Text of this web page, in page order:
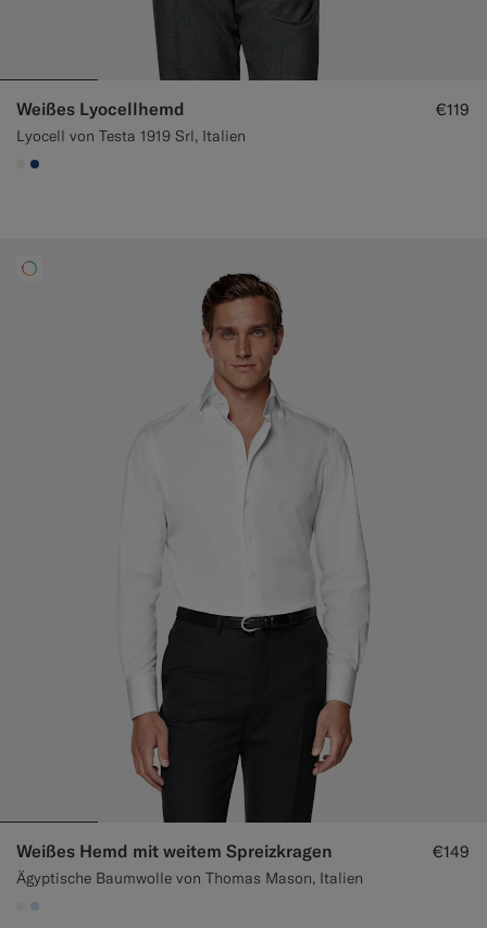
Weißes Lyocellhemd
Lyocell von Testa 1919 Srl, Italien
€119
#F1EFE8
#1C3D7A
Weißes Hemd mit weitem Spreizkragen
Ägyptische Baumwolle von Thomas Mason, Italien
€149
#F1EFE8
#CCDCF9